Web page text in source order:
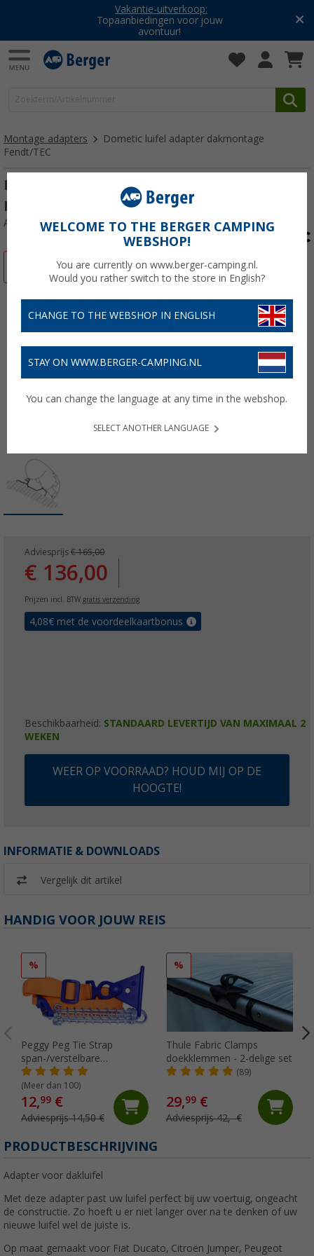
Vakantie-uitverkoop:
Topaanbiedingen voor jouw
avontuur!
Montage adapters
Dometic luifel adapter dakmontage
Fendt/TEC
Dometic luifel adapter dakmontage
Fendt/TEC
Artikelnr: 279780
Adviesprijs € 165,00
€ 136,00
Prijzen incl. BTW gratis verzending
4,08€ met de voordeelkaartbonus
Beschikbaarheid: STANDAARD LEVERTIJD VAN MAXIMAAL 2
WEKEN
WEER OP VOORRAAD? HOUD MIJ OP DE
HOOGTE!
INFORMATIE & DOWNLOADS
Vergelijk dit artikel
HANDIG VOOR JOUW REIS
%
Peggy Peg Tie Strap
span-/verstelbare
markeerriem
(Meer dan 100)
12,99 €
Adviesprijs 14,50 €
%
Thule Fabric Clamps
doekklemmen - 2-delige set
(89)
29,99€
Adviesprijs 42,- €
PRODUCTBESCHRIJVING
Adapter voor dakluifel
Met deze adapter past uw luifel perfect bij uw voertuig, ongeacht
de constructie. Zo hoeft u er niet langer over na te denken of uw
nieuwe luifel wel de juiste is.
Op maat gemaakt voor Fiat Ducato, Citroën Jumper, Peugeot
WELCOME TO THE BERGER CAMPING
WEBSHOP!
You are currently on www.berger-camping.nl.
Would you rather switch to the store in English?
CHANGE TO THE WEBSHOP IN ENGLISH
STAY ON WWW.BERGER-CAMPING.NL
You can change the language at any time in the webshop.
SELECT ANOTHER LANGUAGE